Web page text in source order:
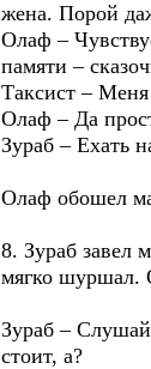
жена. Порой
Олаф –
памяти –
Таксист –
Олаф – Да
Зураб – Ехать
Олаф обошел
8. Зураб завел
мягко шуршал.
Зураб –
стоит, а?